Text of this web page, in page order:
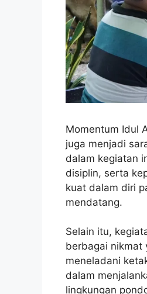
Momentum Idul
juga menjadi
dalam kegiatan
disiplin, serta
kuat dalam diri
mendatang.
Selain itu,
berbagai nikmat
meneladani
dalam
lingkungan